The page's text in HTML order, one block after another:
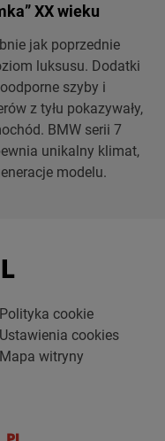
XX wieku
jak poprzednie
luksusu. Dodatki
szyby i
z tyłu pokazywały,
BMW serii 7
unikalny klimat,
modelu.
Polityka cookie
Ustawienia cookies
Mapa witryny